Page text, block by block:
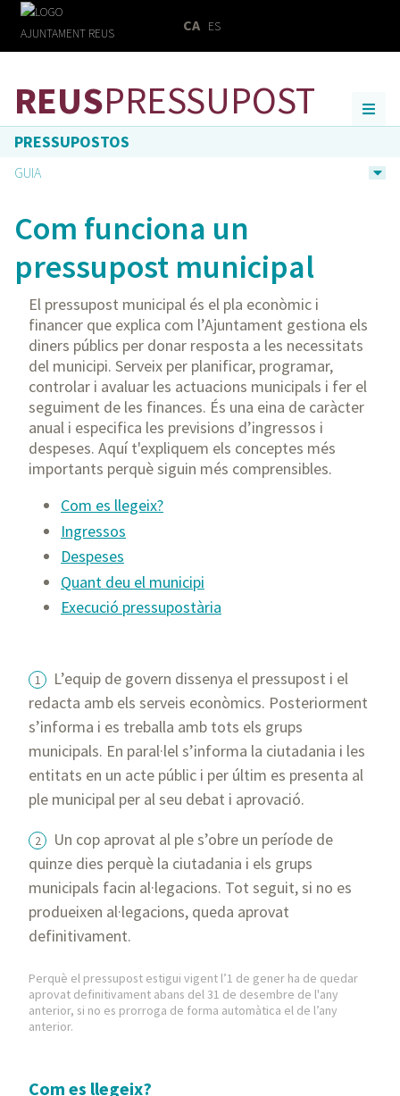
CA ES
REUSPRESSUPOST
PRESSUPOSTOS
GUIA
Com funciona un
pressupost municipal
El pressupost municipal és el pla econòmic i
financer que explica com l’Ajuntament gestiona els
diners públics per donar resposta a les necessitats
del municipi. Serveix per planificar, programar,
controlar i avaluar les actuacions municipals i fer el
seguiment de les finances. És una eina de caràcter
anual i especifica les previsions d’ingressos i
despeses. Aquí t'expliquem els conceptes més
importants perquè siguin més comprensibles.
Com es llegeix?
Ingressos
Despeses
Quant deu el municipi
Execució pressupostària
L’equip de govern dissenya el pressupost i el
redacta amb els serveis econòmics. Posteriorment
s’informa i es treballa amb tots els grups
municipals. En paral·lel s’informa la ciutadania i les
entitats en un acte públic i per últim es presenta al
ple municipal per al seu debat i aprovació.
Un cop aprovat al ple s’obre un període de
quinze dies perquè la ciutadania i els grups
municipals facin al·legacions. Tot seguit, si no es
produeixen al·legacions, queda aprovat
definitivament.
Perquè el pressupost estigui vigent l’1 de gener ha de quedar
aprovat definitivament abans del 31 de desembre de l'any
anterior, si no es prorroga de forma automàtica el de l’any
anterior.
Com es llegeix?